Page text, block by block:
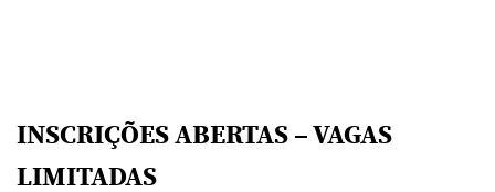
INSCRIÇÕES ABERTAS – VAGAS
LIMITADAS